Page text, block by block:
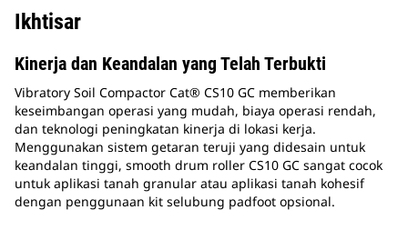
Ikhtisar
Kinerja dan Keandalan yang Telah Terbukti
Vibratory Soil Compactor Cat® CS10 GC memberikan
keseimbangan operasi yang mudah, biaya operasi rendah,
dan teknologi peningkatan kinerja di lokasi kerja.
Menggunakan sistem getaran teruji yang didesain untuk
keandalan tinggi, smooth drum roller CS10 GC sangat cocok
untuk aplikasi tanah granular atau aplikasi tanah kohesif
dengan penggunaan kit selubung padfoot opsional.